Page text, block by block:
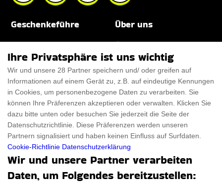
Geschenkeführe
Für Haustiere
ThanksGiving
Über uns
Rabattcode
Trendiger Rabattcode
Black Friday
Ein Produkt einreichen
Kontakt
Ein Produkt einreichen
Datenschutz­erklärung
Datenschutz­erklärung
Impressum
Ihre Privatsphäre ist uns wichtig
Wir und unsere 28 Partner speichern und/ oder greifen auf
Informationen auf einem Gerät zu, z.B. auf eindeutige Kennungen
in Cookies, um personenbezogene Daten zu verarbeiten. Sie
können Ihre Präferenzen akzeptieren oder verwalten. Klicken Sie
dazu bitte unten oder besuchen Sie jederzeit die Seite der
Datenschutzrichtlinie. Diese Präferenzen werden unseren
Partnern signalisiert und haben keinen Einfluss auf Surfdaten.
Cookie-Richtlinie Datenschutzerklärung
Wir und unsere Partner verarbeiten
Daten, um Folgendes bereitzustellen: